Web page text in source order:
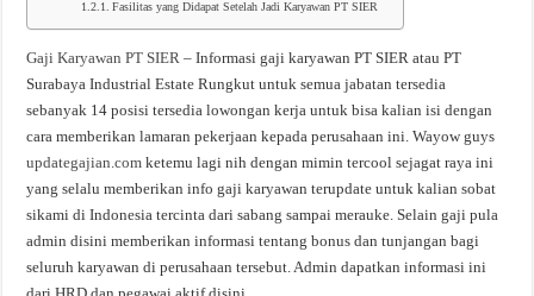
Fasilitas yang Didapat Setelah Jadi Karyawan PT SIER
Gaji Karyawan PT SIER – Informasi gaji karyawan PT SIER atau PT
Surabaya Industrial Estate Rungkut untuk semua jabatan tersedia
sebanyak 14 posisi tersedia lowongan kerja untuk bisa kalian isi dengan
cara memberikan lamaran pekerjaan kepada perusahaan ini. Wayow guys
updategajian.com ketemu lagi nih dengan mimin tercool sejagat raya ini
yang selalu memberikan info gaji karyawan terupdate untuk kalian sobat
sikami di Indonesia tercinta dari sabang sampai merauke. Selain gaji pula
admin disini memberikan informasi tentang bonus dan tunjangan bagi
seluruh karyawan di perusahaan tersebut. Admin dapatkan informasi ini